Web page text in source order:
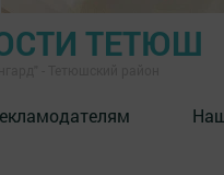
ТЕТЮШ